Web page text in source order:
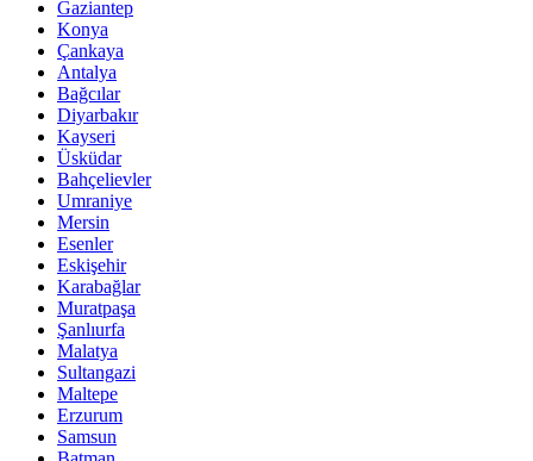
Gaziantep
Konya
Çankaya
Antalya
Bağcılar
Diyarbakır
Kayseri
Üsküdar
Bahçelievler
Umraniye
Mersin
Esenler
Eskişehir
Karabağlar
Muratpaşa
Şanlıurfa
Malatya
Sultangazi
Maltepe
Erzurum
Samsun